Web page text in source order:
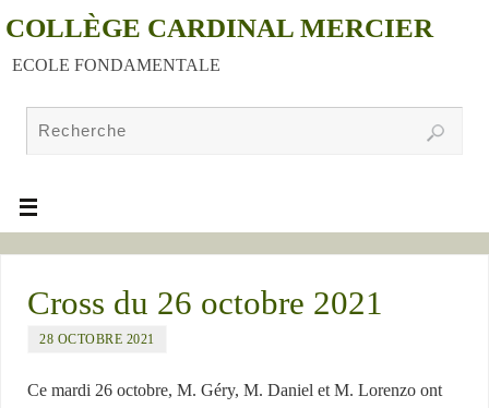
COLLÈGE CARDINAL MERCIER
ECOLE FONDAMENTALE
Cross du 26 octobre 2021
28 OCTOBRE 2021
Ce mardi 26 octobre, M. Géry, M. Daniel et M. Lorenzo ont